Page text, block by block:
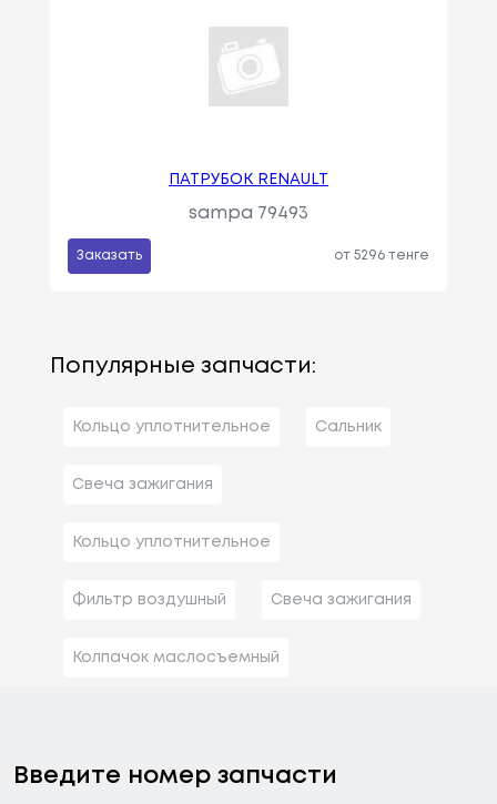
ПАТРУБОК RENAULT
sampa 79493
Заказать от 5296 тенге
Популярные запчасти:
Кольцо уплотнительное Сальник
Свеча зажигания
Кольцо уплотнительное
Фильтр воздушный Свеча зажигания
Колпачок маслосъемный
Введите номер запчасти